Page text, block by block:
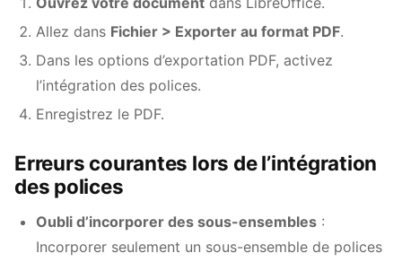
Allez dans Fichier > Exporter au format PDF.
Dans les options d’exportation PDF, activez
l’intégration des polices.
Enregistrez le PDF.
Erreurs courantes lors de l’intégration
des polices
Oubli d’incorporer des sous-ensembles :
Incorporer seulement un sous-ensemble de polices